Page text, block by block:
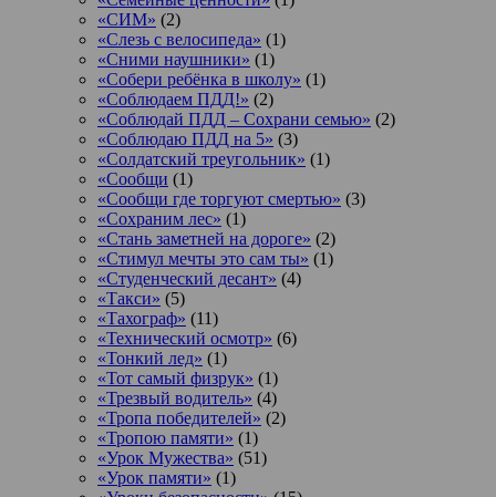
«СИМ» (2)
«Слезь с велосипеда» (1)
«Сними наушники» (1)
«Собери ребёнка в школу» (1)
«Соблюдаем ПДД!» (2)
«Соблюдай ПДД – Сохрани семью» (2)
«Соблюдаю ПДД на 5» (3)
«Солдатский треугольник» (1)
«Сообщи (1)
«Сообщи где торгуют смертью» (3)
«Сохраним лес» (1)
«Стань заметней на дороге» (2)
«Стимул мечты это сам ты» (1)
«Студенческий десант» (4)
«Такси» (5)
«Тахограф» (11)
«Технический осмотр» (6)
«Тонкий лед» (1)
«Тот самый физрук» (1)
«Трезвый водитель» (4)
«Тропа победителей» (2)
«Тропою памяти» (1)
«Урок Мужества» (51)
«Урок памяти» (1)